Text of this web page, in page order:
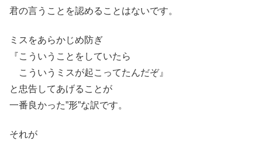
君の言うことを認めることはないです。
ミスをあらかじめ防ぎ
『こういうことをしていたら
こういうミスが起こってたんだぞ』
と忠告してあげることが
一番良かった”形”な訳です。
それが